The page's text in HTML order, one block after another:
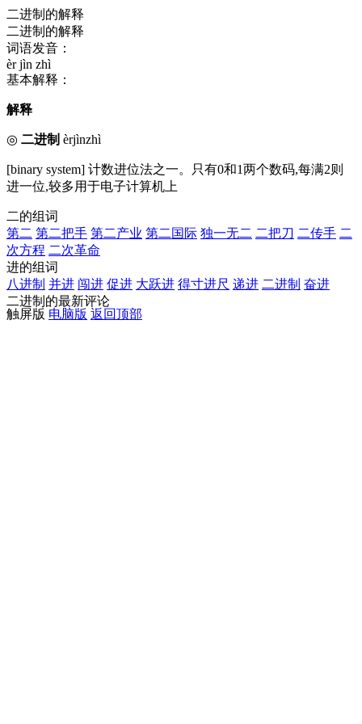
二进制的解释
二进制的解释
词语发音：
èr jìn zhì
基本解释：
解释
◎ 二进制 èrjìnzhì
[binary system] 计数进位法之一。只有0和1两个数码,每满2则
进一位,较多用于电子计算机上
二的组词
第二 第二把手 第二产业 第二国际 独一无二 二把刀 二传手 二
次方程 二次革命
进的组词
八进制 并进 闯进 促进 大跃进 得寸进尺 递进 二进制 奋进
二进制的最新评论
触屏版 电脑版 返回顶部